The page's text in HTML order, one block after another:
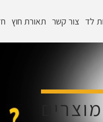
לד צור קשר תאורת חוץ